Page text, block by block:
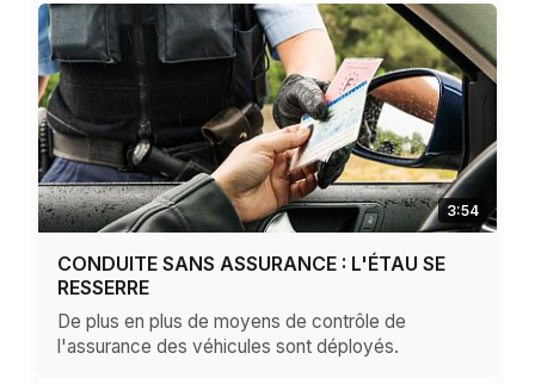
3:54
CONDUITE SANS ASSURANCE : L'ÉTAU SE
RESSERRE
De plus en plus de moyens de contrôle de
l'assurance des véhicules sont déployés.